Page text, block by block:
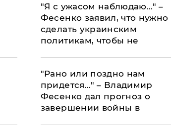
"Я с ужасом наблюдаю..." –
Фесенко заявил, что нужно
сделать украинским
политикам, чтобы не
"Рано или поздно нам
придется..." – Владимир
Фесенко дал прогноз о
завершении войны в